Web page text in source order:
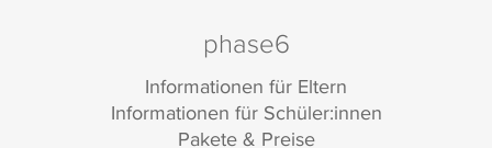
phase6
Informationen für Eltern
Informationen für Schüler:innen
Pakete & Preise